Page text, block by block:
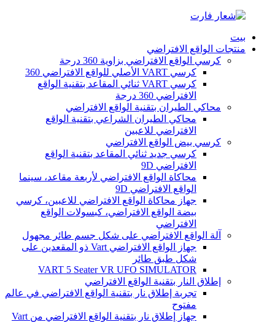
بيت
منتجات الواقع الافتراضي
كرسي الواقع الافتراضي بزاوية 360 درجة
كرسي VART الأصلي للواقع الافتراضي 360
كرسي VART ثنائي المقاعد بتقنية الواقع
الافتراضي 360 درجة
محاكي الطيران بتقنية الواقع الافتراضي
محاكي الطيران الشراعي بتقنية الواقع
الافتراضي للاعبين
كرسي بيض الواقع الافتراضي
كرسي جديد ثنائي المقاعد بتقنية الواقع
الافتراضي 9D
محاكاة الواقع الافتراضي لأربعة مقاعد، سينما
الواقع الافتراضي 9D
جهاز محاكاة الواقع الافتراضي للاعبين، كرسي
بيضة الواقع الافتراضي، كبسولات الواقع
الافتراضي
آلة الواقع الافتراضي على شكل جسم طائر مجهول
جهاز الواقع الافتراضي Vart ذو المقعدين على
شكل طبق طائر
VART 5 Seater VR UFO SIMULATOR
إطلاق النار بتقنية الواقع الافتراضي
تجربة إطلاق نار بتقنية الواقع الافتراضي في عالم
مفتوح
جهاز إطلاق نار بتقنية الواقع الافتراضي من Vart